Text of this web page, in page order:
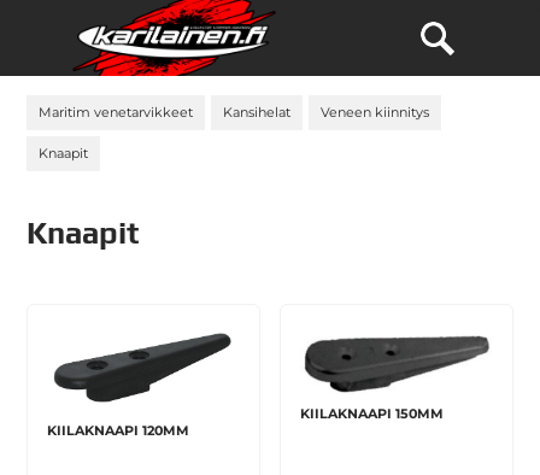
Maritim venetarvikkeet Kansihelat Veneen kiinnitys
Knaapit
Knaapit
KIILAKNAAPI 120MM
KIILAKNAAPI 150MM